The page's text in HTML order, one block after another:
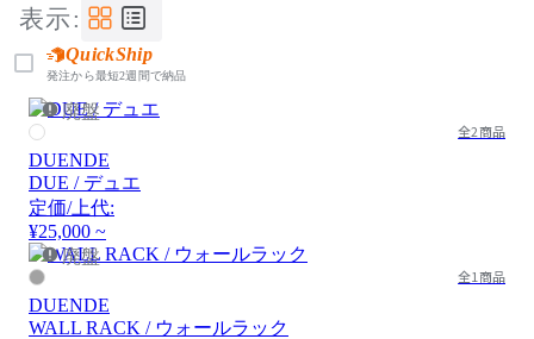
表示:
QuickShip
発注から最短2週間で納品
廃盤
全2商品
DUENDE
DUE / デュエ
定価/上代:
¥25,000 ~
廃盤
全1商品
DUENDE
WALL RACK / ウォールラック